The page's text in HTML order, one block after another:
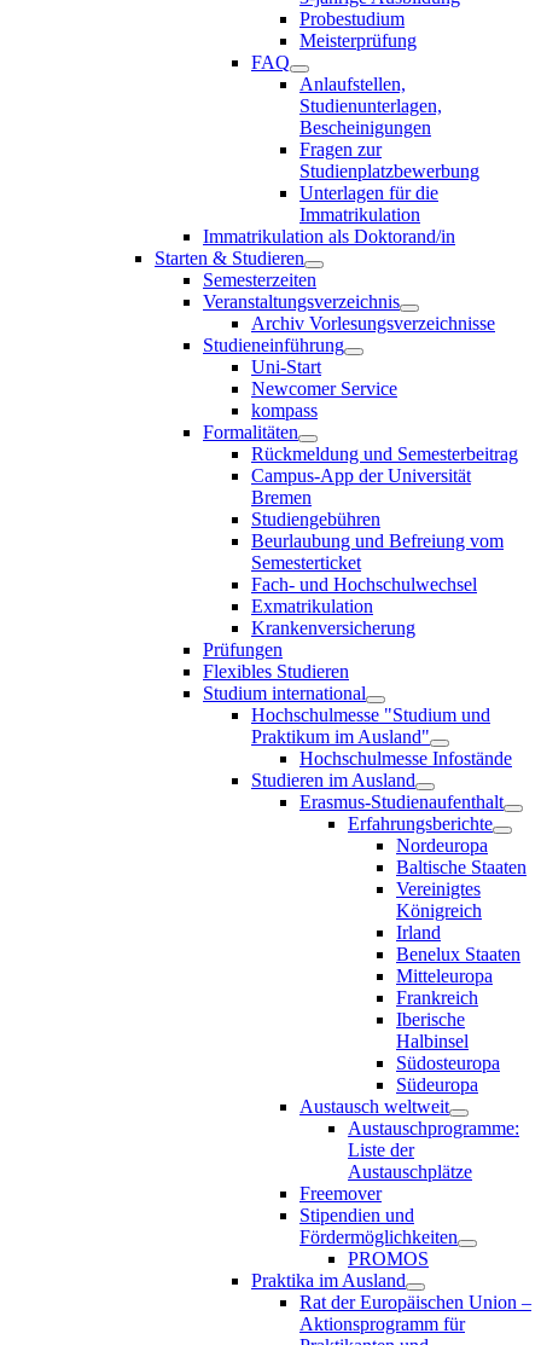
Probestudium
Meisterprüfung
FAQ
Anlaufstellen,
Studienunterlagen,
Bescheinigungen
Fragen zur
Studienplatzbewerbung
Unterlagen für die
Immatrikulation
Immatrikulation als Doktorand/in
Starten & Studieren
Semesterzeiten
Veranstaltungsverzeichnis
Archiv Vorlesungsverzeichnisse
Studieneinführung
Uni-Start
Newcomer Service
kompass
Formalitäten
Rückmeldung und Semesterbeitrag
Campus-App der Universität
Bremen
Studiengebühren
Beurlaubung und Befreiung vom
Semesterticket
Fach- und Hochschulwechsel
Exmatrikulation
Krankenversicherung
Prüfungen
Flexibles Studieren
Studium international
Hochschulmesse "Studium und
Praktikum im Ausland"
Hochschulmesse Infostände
Studieren im Ausland
Erasmus-Studienaufenthalt
Erfahrungsberichte
Nordeuropa
Baltische Staaten
Vereinigtes
Königreich
Irland
Benelux Staaten
Mitteleuropa
Frankreich
Iberische
Halbinsel
Südosteuropa
Südeuropa
Austausch weltweit
Austauschprogramme:
Liste der
Austauschplätze
Freemover
Stipendien und
Fördermöglichkeiten
PROMOS
Praktika im Ausland
Rat der Europäischen Union –
Aktionsprogramm für